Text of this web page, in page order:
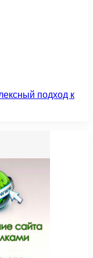
подход к